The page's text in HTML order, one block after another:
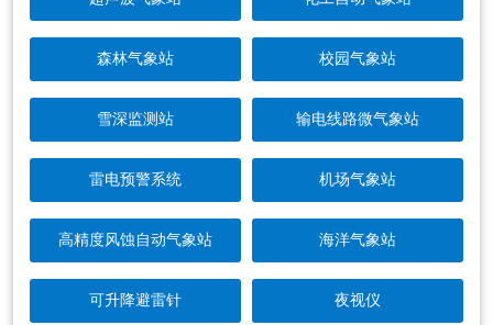
森林气象站 校园气象站
雪深监测站 输电线路微气象站
雷电预警系统 机场气象站
高精度风蚀自动气象站 海洋气象站
可升降避雷针 夜视仪